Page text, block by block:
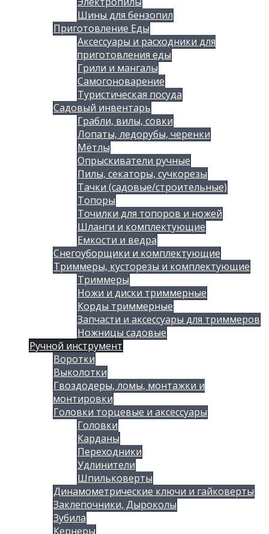
Шины для бензопил
Приготовление Еды
Аксессуары и расходники для
приготовления еды
Грили и мангалы
Самогоноварение
Туристическая посуда
Садовый инвентарь
Грабли, вилы, совки
Лопаты, ледорубы, черенки
Мётлы
Опрыскиватели ручные
Пилы, секаторы, сучкорезы
Тачки (садовые/строительные)
Топоры
Точилки для топоров и ножей
Шланги и комплектующие
Емкости и ведра
Снегоуборщики и комплектующие
Триммеры, кусторезы и комплектующие
Триммеры
Ножи и диски триммерные
Корды триммерные
Запчасти и аксессуары для триммеров
Ножницы садовые
Ручной инструмент
Воротки
Выколотки
Гвоздодеры, ломы, монтажки и
монтировки
Головки торцевые и аксессуары
Головки
Карданы
Переходники
Удлинители
Шпильковерты
Динамометрические ключи и гайковерты
Заклепочники, Дыроколы
Зубила
Кернеры